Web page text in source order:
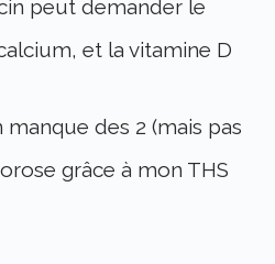
peut demander le
et la vitamine D
manque des 2 (mais pas
grâce à mon THS